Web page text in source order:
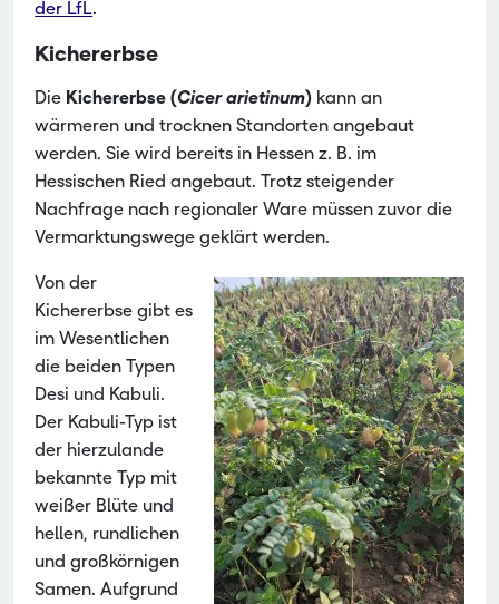
der LfL.
Kichererbse
Die Kichererbse (Cicer arietinum) kann an
wärmeren und trocknen Standorten angebaut
werden. Sie wird bereits in Hessen z. B. im
Hessischen Ried angebaut. Trotz steigender
Nachfrage nach regionaler Ware müssen zuvor die
Vermarktungswege geklärt werden.
Von der
Kichererbse gibt es
im Wesentlichen
die beiden Typen
Desi und Kabuli.
Der Kabuli-Typ ist
der hierzulande
bekannte Typ mit
weißer Blüte und
hellen, rundlichen
und großkörnigen
Samen. Aufgrund